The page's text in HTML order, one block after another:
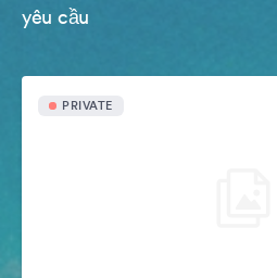
yêu cầu
PRIVATE